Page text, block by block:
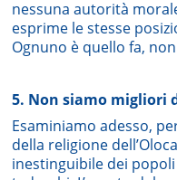
nessuna autorità
esprime le stesse
Ognuno è quello fa,
5. Non siamo migliori
Esaminiamo adesso,
della religione
inestinguibile dei